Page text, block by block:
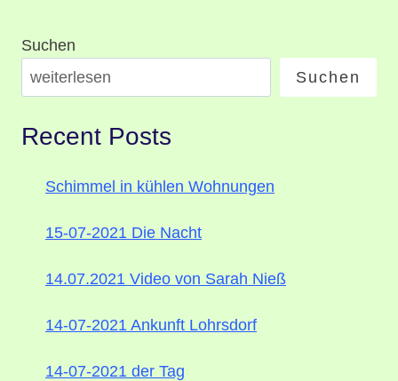
Suchen
Suchen
Recent Posts
Schimmel in kühlen Wohnungen
15-07-2021 Die Nacht
14.07.2021 Video von Sarah Nieß
14-07-2021 Ankunft Lohrsdorf
14-07-2021 der Tag